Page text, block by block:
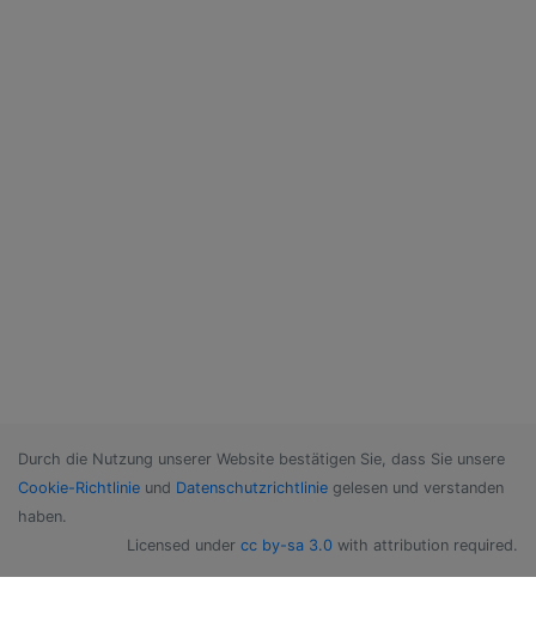
Durch die Nutzung unserer Website bestätigen Sie, dass Sie unsere
Cookie-Richtlinie und Datenschutzrichtlinie gelesen und verstanden
haben.
Licensed under cc by-sa 3.0 with attribution required.